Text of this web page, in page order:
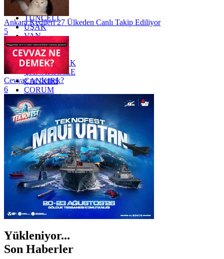
TRABZON
TUNCELİ
UŞAK
VAN
YALOVA
YOZGAT
ZONGULDAK
ÇANAKKALE
ÇANKIRI
ÇORUM
İSTANBUL
İZMİR
ŞANLIURFA
ŞIRNAK
Ankara Kedileri 27 Ülkeden Canlı Takip Ediliyor
5
Cevvaz ne demek?
6
Yükleniyor...
Son Haberler